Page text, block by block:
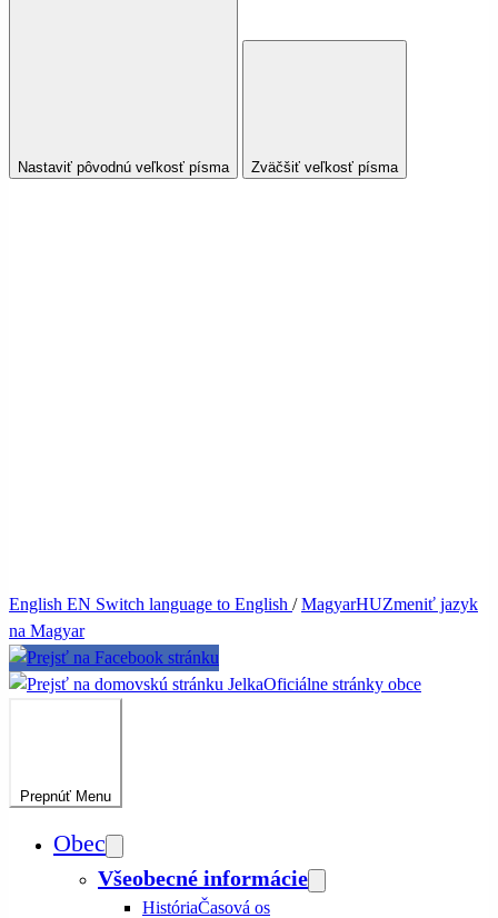
Nastaviť pôvodnú veľkosť písma Zväčšiť veľkosť písma
English EN Switch language to English /MagyarHUZmeniť jazyk
na Magyar
JelkaOficiálne stránky obce
Prepnúť Menu
Obec
Všeobecné informácie
HistóriaČasová os